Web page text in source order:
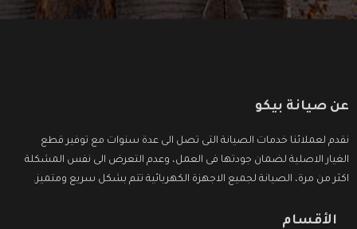
عن صيانة بيكو
نقدم لعملائنا خدمات الصيانة التى تصل الى عدة سنوات مع توفير قطع
الغيار الاصلية لضمان جودتها فى العمل، وعدم التعرض الى نفس المشكلة
اكثر من مرة، الصيانة لجميع الاجهزة الكهربائية تتم بشكل سريع ومتميز.
الأقسام